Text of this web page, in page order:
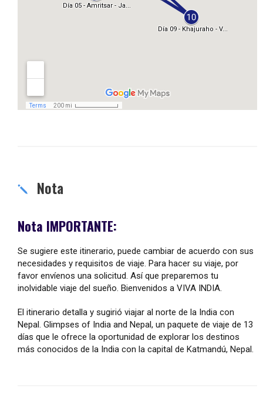
Nota
Nota IMPORTANTE:
Se sugiere este itinerario, puede cambiar de acuerdo con sus
necesidades y requisitos de viaje. Para hacer su viaje, por
favor envíenos una solicitud. Así que preparemos tu
inolvidable viaje del sueño. Bienvenidos a VIVA INDIA.
El itinerario detalla y sugirió viajar al norte de la India con
Nepal. Glimpses of India and Nepal, un paquete de viaje de 13
días que le ofrece la oportunidad de explorar los destinos
más conocidos de la India con la capital de Katmandú, Nepal.